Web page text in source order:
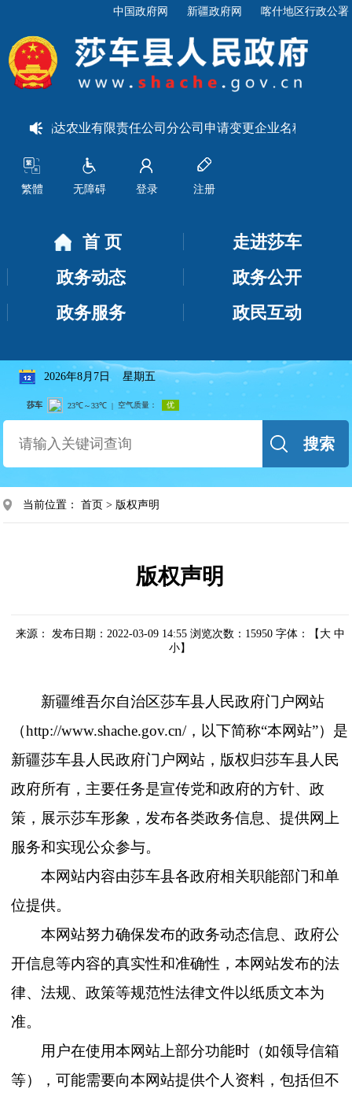
中国政府网 新疆政府网 喀什地区行政公署
莎车鸿达农业有限责任公司分公司申请变更企业名称和法定
繁體 无障碍 登录 注册
首 页
走进莎车
政务动态
政务公开
政务服务
政民互动
2026年8月7日 星期五
搜索
当前位置：首页 > 版权声明
版权声明
来源： 发布日期：2022-03-09 14:55 浏览次数： 15950 字体：【 大 中
小】
新疆维吾尔自治区莎车县人民政府门户网站
（http://www.shache.gov.cn/，以下简称“本网站”）是
新疆莎车县人民政府门户网站，版权归莎车县人民
政府所有，主要任务是宣传党和政府的方针、政
策，展示莎车形象，发布各类政务信息、提供网上
服务和实现公众参与。
本网站内容由莎车县各政府相关职能部门和单
位提供。
本网站努力确保发布的政务动态信息、政府公
开信息等内容的真实性和准确性，本网站发布的法
律、法规、政策等规范性法律文件以纸质文本为
准。
用户在使用本网站上部分功能时（如领导信箱
等），可能需要向本网站提供个人资料，包括但不